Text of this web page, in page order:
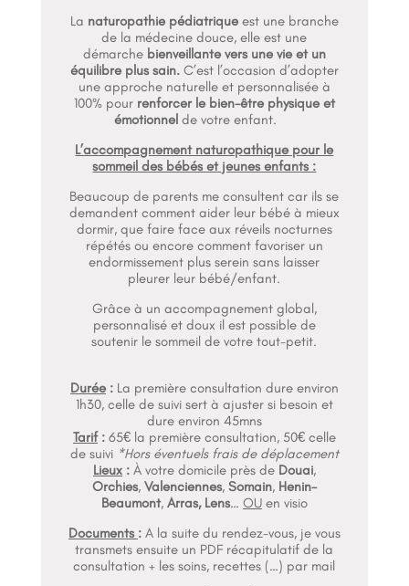
La naturopathie pédiatrique est une branche
de la médecine douce, elle est une
démarche bienveillante vers une vie et un
équilibre plus sain. C’est l’occasion d’adopter
une approche naturelle et personnalisée à
100% pour renforcer le bien-être physique et
émotionnel de votre enfant.
L’accompagnement naturopathique pour le
sommeil des bébés et jeunes enfants :
Beaucoup de parents me consultent car ils se
demandent comment aider leur bébé à mieux
dormir, que faire face aux réveils nocturnes
répétés ou encore comment favoriser un
endormissement plus serein sans laisser
pleurer leur bébé/enfant.
Grâce à un accompagnement global,
personnalisé et doux il est possible de
soutenir le sommeil de votre tout-petit.
Durée:La première consultation dure environ
1h30, celle de suivi sert à ajuster si besoin et
dure environ 45mns
Tarif:65€ la première consultation, 50€ celle
de suivi *Hors éventuels frais de déplacement
Lieux:À votre domicile près de Douai,
Orchies, Valenciennes, Somain, Henin-
Beaumont, Arras, Lens… OUen visio
Documents :A la suite du rendez-vous, je vous
transmets ensuite un PDF récapitulatif de la
consultation + les soins, recettes (…) par mail